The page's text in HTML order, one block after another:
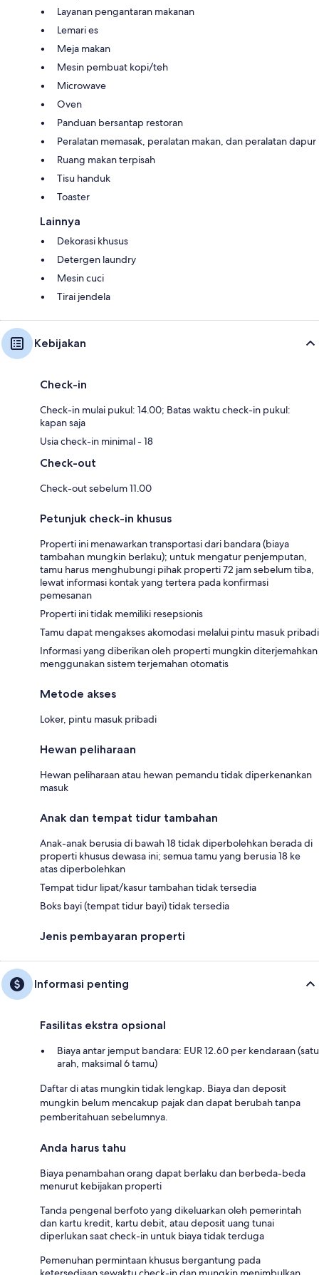
Layanan pengantaran makanan
Lemari es
Meja makan
Mesin pembuat kopi/teh
Microwave
Oven
Panduan bersantap restoran
Peralatan memasak, peralatan makan, dan peralatan dapur
Ruang makan terpisah
Tisu handuk
Toaster
Lainnya
Dekorasi khusus
Detergen laundry
Mesin cuci
Tirai jendela
Kebijakan
Check-in
Check-in mulai pukul: 14.00; Batas waktu check-in pukul:
kapan saja
Usia check-in minimal - 18
Check-out
Check-out sebelum 11.00
Petunjuk check-in khusus
Properti ini menawarkan transportasi dari bandara (biaya
tambahan mungkin berlaku); untuk mengatur penjemputan,
tamu harus menghubungi pihak properti 72 jam sebelum tiba,
lewat informasi kontak yang tertera pada konfirmasi
pemesanan
Properti ini tidak memiliki resepsionis
Tamu dapat mengakses akomodasi melalui pintu masuk pribadi
Informasi yang diberikan oleh properti mungkin diterjemahkan
menggunakan sistem terjemahan otomatis
Metode akses
Loker, pintu masuk pribadi
Hewan peliharaan
Hewan peliharaan atau hewan pemandu tidak diperkenankan
masuk
Anak dan tempat tidur tambahan
Anak-anak berusia di bawah 18 tidak diperbolehkan berada di
properti khusus dewasa ini; semua tamu yang berusia 18 ke
atas diperbolehkan
Tempat tidur lipat/kasur tambahan tidak tersedia
Boks bayi (tempat tidur bayi) tidak tersedia
Jenis pembayaran properti
Informasi penting
Fasilitas ekstra opsional
Biaya antar jemput bandara: EUR 12.60 per kendaraan (satu
arah, maksimal 6 tamu)
Daftar di atas mungkin tidak lengkap. Biaya dan deposit
mungkin belum mencakup pajak dan dapat berubah tanpa
pemberitahuan sebelumnya.
Anda harus tahu
Biaya penambahan orang dapat berlaku dan berbeda-beda
menurut kebijakan properti
Tanda pengenal berfoto yang dikeluarkan oleh pemerintah
dan kartu kredit, kartu debit, atau deposit uang tunai
diperlukan saat check-in untuk biaya tidak terduga
Pemenuhan permintaan khusus bergantung pada